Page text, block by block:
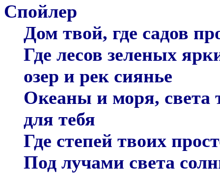
Спойлер
Дом твой, где садов
Где лесов зеленых
озер и рек сиянье
Океаны и моря, света
для тебя
Где степей твоих
Под лучами света